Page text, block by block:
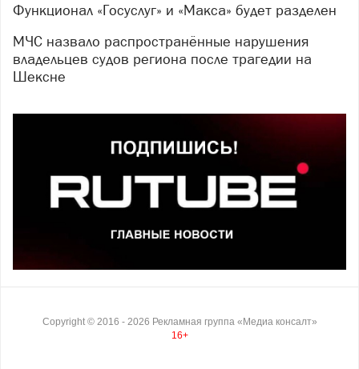
Функционал «Госуслуг» и «Макса» будет разделен
МЧС назвало распространённые нарушения
владельцев судов региона после трагедии на
Шексне
Copyright © 2016 - 2026 Рекламная группа «Медиа консалт»
16+